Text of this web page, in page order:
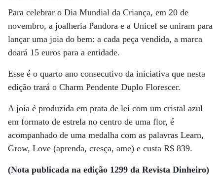
Para celebrar o Dia Mundial da Criança, em 20 de
novembro, a joalheria Pandora e a Unicef se uniram para
lançar uma joia do bem: a cada peça vendida, a marca
doará 15 euros para a entidade.
Esse é o quarto ano consecutivo da iniciativa que nesta
edição trará o Charm Pendente Duplo Florescer.
A joia é produzida em prata de lei com um cristal azul
em formato de estrela no centro de uma flor, é
acompanhado de uma medalha com as palavras Learn,
Grow, Love (aprenda, cresça, ame) e custa R$ 839.
(Nota publicada na edição 1299 da Revista Dinheiro)